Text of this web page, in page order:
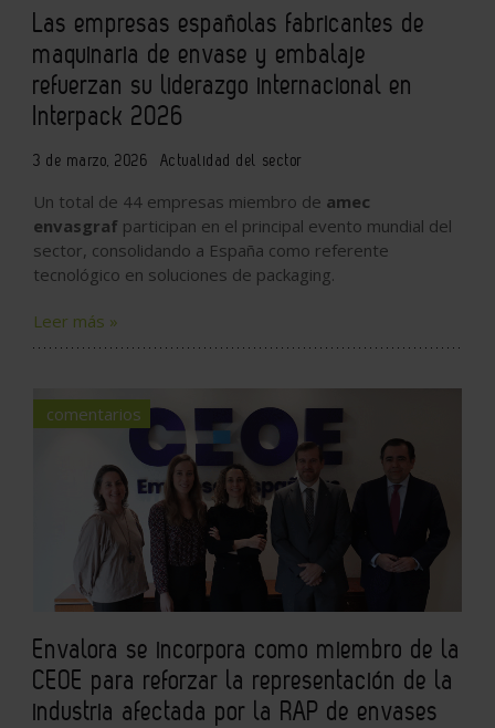
Las empresas españolas fabricantes de
maquinaria de envase y embalaje
refuerzan su liderazgo internacional en
Interpack 2026
3 de marzo, 2026 Actualidad del sector
Un total de 44 empresas miembro de amec
envasgraf participan en el principal evento mundial del
sector, consolidando a España como referente
tecnológico en soluciones de packaging.
Leer más »
comentarios
Envalora se incorpora como miembro de la
CEOE para reforzar la representación de la
industria afectada por la RAP de envases